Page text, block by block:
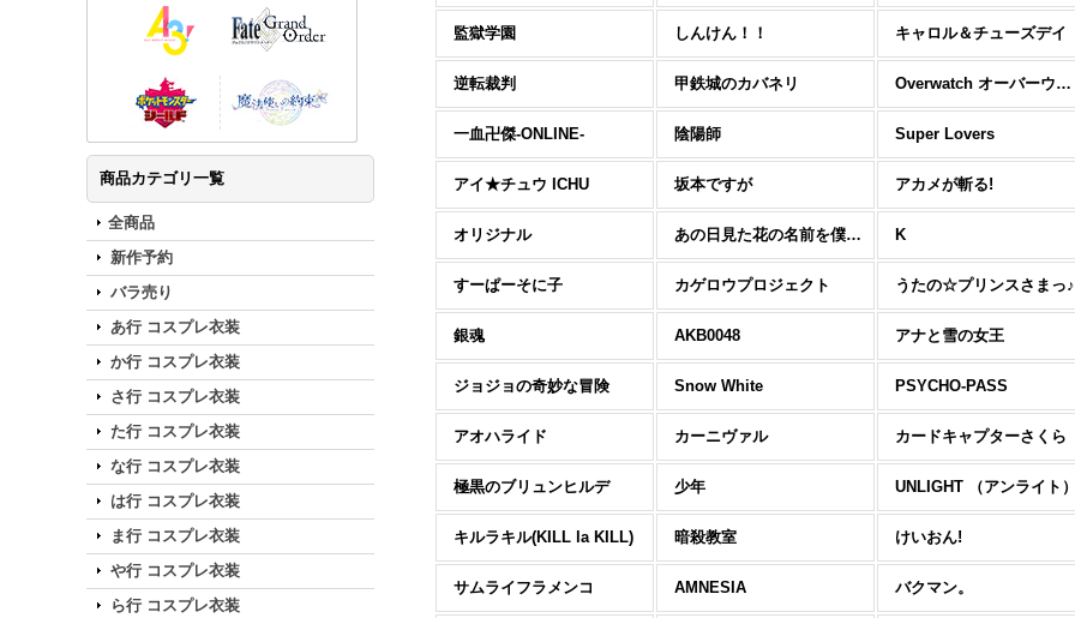
商品カテゴリ一覧
全商品
新作予約
バラ売り
あ行 コスプレ衣装
か行 コスプレ衣装
さ行 コスプレ衣装
た行 コスプレ衣装
な行 コスプレ衣装
は行 コスプレ衣装
ま行 コスプレ衣装
や行 コスプレ衣装
ら行 コスプレ衣装
監獄学園 しんけん！！ キャロル＆チューズデイ
逆転裁判 甲鉄城のカバネリ Overwatch オーバーウォッチ
一血卍傑-ONLINE- 陰陽師 Super Lovers
アイ★チュウ ICHU 坂本ですが アカメが斬る!
オリジナル あの日見た花の名前を僕達はまだ知らない。 K
すーぱーそに子 カゲロウプロジェクト うたの☆プリンスさまっ♪
銀魂 AKB0048 アナと雪の女王
ジョジョの奇妙な冒険 Snow White PSYCHO-PASS
アオハライド カーニヴァル カードキャプターさくら
極黒のブリュンヒルデ 少年 UNLIGHT （アンライト）
キルラキル(KILL la KILL) 暗殺教室 けいおん!
サムライフラメンコ AMNESIA バクマン。